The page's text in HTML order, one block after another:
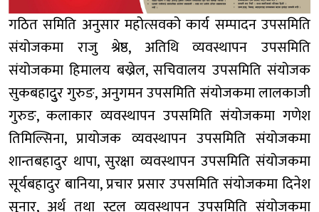
गठित समिति अनुसार महोत्सवको कार्य सम्पादन उपसमिति
संयोजकमा राजु श्रेष्ठ, अतिथि व्यवस्थापन उपसमिति
संयोजकमा हिमालय बख्रेल, सचिवालय उपसमिति संयोजक
सुकबहादुुर गुरुङ, अनुगमन उपसमिति संयोजकमा लालकाजी
गुरुङ, कलाकार व्यवस्थापन उपसमिति संयोजकमा गणेश
तिमिल्सिना, प्रायोजक व्यवस्थापन उपसमिति संयोजकमा
शान्तबहादुर थापा, सुरक्षा व्यवस्थापन उपसमिति संयोजकमा
सूर्यबहादुर बानिया, प्रचार प्रसार उपसमिति संयोजकमा दिनेश
सुनार, अर्थ तथा स्टल व्यवस्थापन उपसमिति संयोजकमा